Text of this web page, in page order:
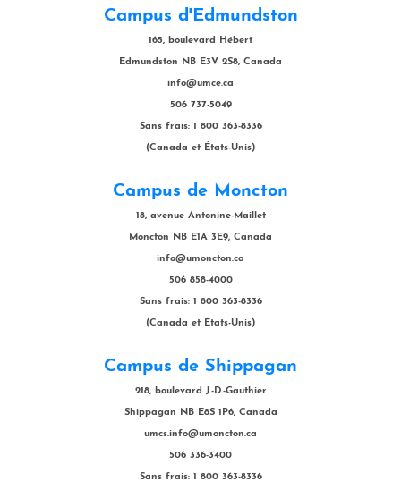
Campus d'Edmundston
165, boulevard Hébert
Edmundston NB E3V 2S8, Canada
info@umce.ca
506 737-5049
Sans frais: 1 800 363-8336
(Canada et États-Unis)
Campus de Moncton
18, avenue Antonine-Maillet
Moncton NB E1A 3E9, Canada
info@umoncton.ca
506 858-4000
Sans frais: 1 800 363-8336
(Canada et États-Unis)
Campus de Shippagan
218, boulevard J.-D.-Gauthier
Shippagan NB E8S 1P6, Canada
umcs.info@umoncton.ca
506 336-3400
Sans frais: 1 800 363-8336